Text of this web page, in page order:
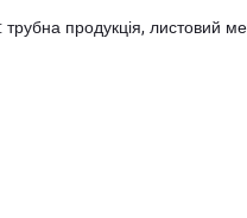
продукція, листовий